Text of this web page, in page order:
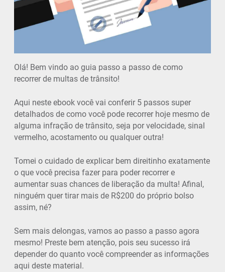
Olá! Bem vindo ao guia passo a passo de como
recorrer de multas de trânsito!
Aqui neste ebook você vai conferir 5 passos super
detalhados de como você pode recorrer hoje mesmo de
alguma infração de trânsito, seja por velocidade, sinal
vermelho, acostamento ou qualquer outra!
Tomei o cuidado de explicar bem direitinho exatamente
o que você precisa fazer para poder recorrer e
aumentar suas chances de liberação da multa! Afinal,
ninguém quer tirar mais de R$200 do próprio bolso
assim, né?
Sem mais delongas, vamos ao passo a passo agora
mesmo! Preste bem atenção, pois seu sucesso irá
depender do quanto você compreender as informações
aqui deste material.